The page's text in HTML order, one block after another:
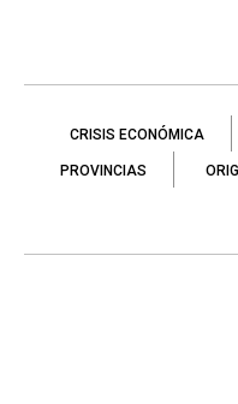
CRISIS ECONÓMICA
PROVINCIAS